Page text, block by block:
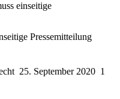
einseitige
Pressemitteilung
25. September 2020 1